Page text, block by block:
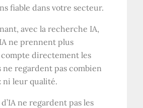
fiable dans votre secteur.
avec la recherche IA,
ne prennent plus
directement les
ne regardent pas combien
ni leur qualité.
ne regardent pas les